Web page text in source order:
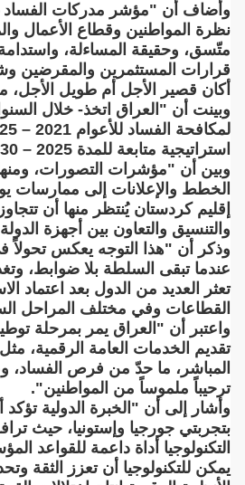
وأضاف أن "مؤشر مدركات الفساد
نظرة المواطنين وقطاع الأعمال
متّسق، وحقيقة المساءلة،
قرارات المستثمرين والمقرضين
أكان قصير الأجل أم طويل الأجل،
وبينت أن "العراق اتخذ- خلال
استراتيجية متابعة للمدة 2025 – 2030، بما يعكس نية الاستمرار بالإصلاح".
وبين أن "مؤشرات التصورات،
الخطط والإعلانات إلى ممارسات
إقليم كردستان يُنتظر منها أن
والتنسيق والتعاون بين أجهزة
وذكر أن "هذا التوجه يعكس تحولاً
عندما تبقى السلطة بلا ضوابط،
تعثر العديد من الدول بعد اعتماد
القطاعات وفي مختلف المراحل
واعتبر أن "العراق يمر بمرحلة
تقديم الخدمات العامة الرقمية،
المباشر، ما حدّ من فرص الفساد،
ترحيباً ملموساً من المواطنين".
وأشار إلى أن "الخبرة الدولية
بتجربتي جورجيا وإستونيا، حيث
التكنولوجيا أداة داعمة للقواعد
يمكن للتكنولوجيا أن تعزز الثقة